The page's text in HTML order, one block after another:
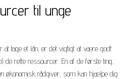
til unge
at tage et lån, er det vigtigt at være godt
de rette ressourcer. En af de første ting,
økonomisk rådgiver, som kan hjælpe dig